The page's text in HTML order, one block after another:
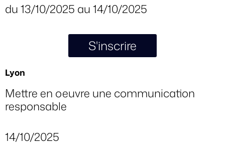
du 13/10/2025 au 14/10/2025
S'inscrire
Lyon
Mettre en oeuvre une communication
responsable
14/10/2025